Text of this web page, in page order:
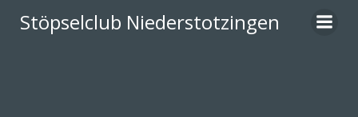
Inhalt
Stöpselclub Niederstotzingen